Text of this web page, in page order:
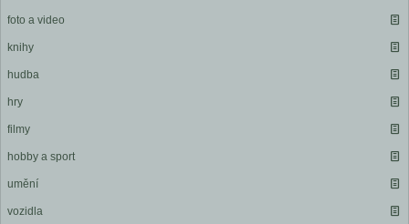
foto a video
knihy
hudba
hry
filmy
hobby a sport
umění
vozidla